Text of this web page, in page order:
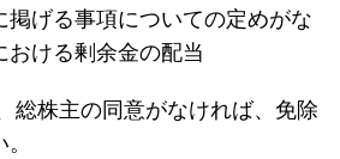
掲げる事項についての定めがな
おける剰余金の配当
株主の同意がなければ、免除